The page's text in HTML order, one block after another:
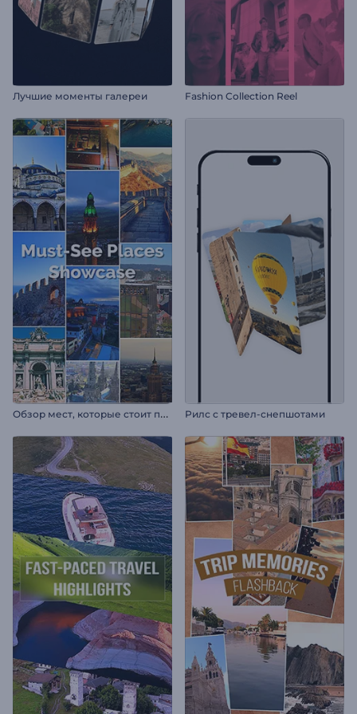
Лучшие моменты галереи Fashion Collection Reel
О
бзор мест, которые стоит посетить Рилс с тревел-снепшотами